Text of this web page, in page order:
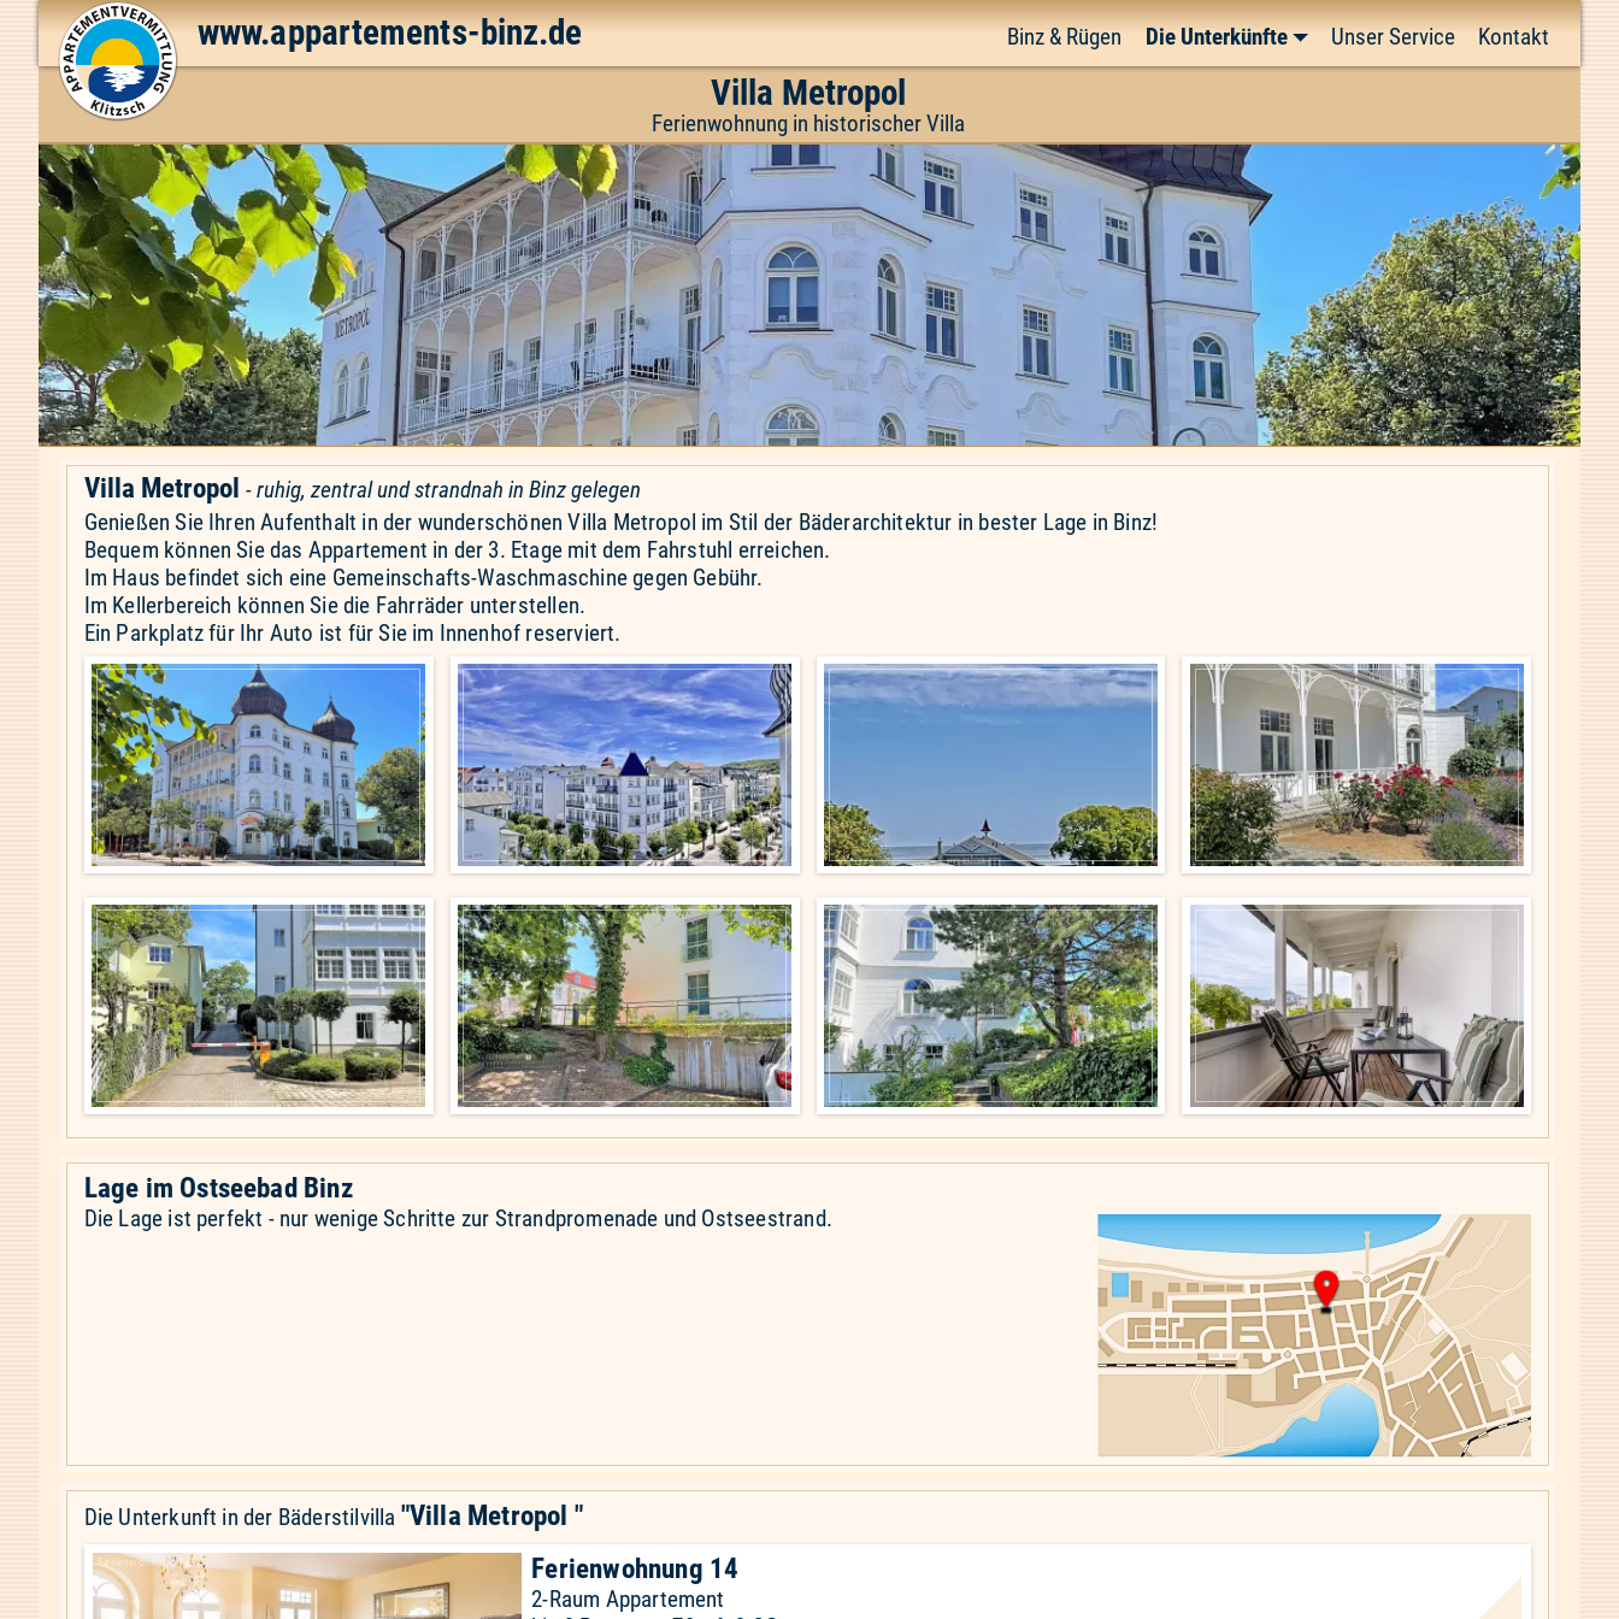
www.appartements-binz.de Binz & Rügen Die Unterkünfte Unser Service Kontakt
Villa Metropol
Ferienwohnung in historischer Villa
Villa Metropol -ruhig, zentral und strandnah in Binz gelegen
Genießen Sie Ihren Aufenthalt in der wunderschönen Villa Metropol im Stil der Bäderarchitektur in bester Lage in Binz!
Bequem können Sie das Appartement in der 3. Etage mit dem Fahrstuhl erreichen.
Im Haus befindet sich eine Gemeinschafts-Waschmaschine gegen Gebühr.
Im Kellerbereich können Sie die Fahrräder unterstellen.
Ein Parkplatz für Ihr Auto ist für Sie im Innenhof reserviert.
Lage im Ostseebad Binz
Die Lage ist perfekt - nur wenige Schritte zur Strandpromenade und Ostseestrand.
Die Unterkunft in der Bäderstilvilla "Villa Metropol "
Ferienwohnung 14 Ferienwohnung 14
2-Raum Appartement